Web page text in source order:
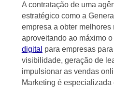
A contratação de uma
estratégico como a
empresa a obter melhores
aproveitando ao máximo
digital para empresas
visibilidade, geração de
impulsionar as vendas
Marketing é